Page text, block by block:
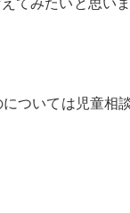
てみたいと思いま
ついては児童相